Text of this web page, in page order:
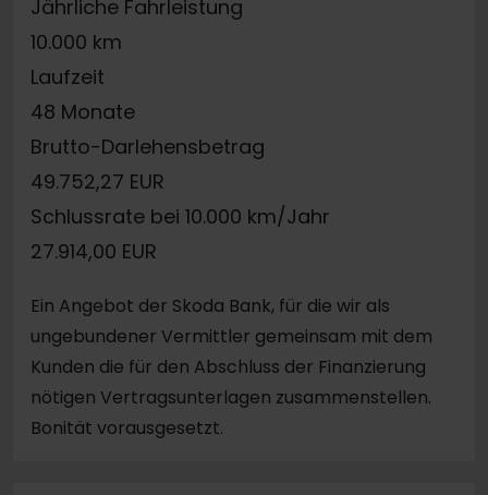
Jährliche Fahrleistung
10.000 km
Laufzeit
48 Monate
Brutto-Darlehensbetrag
49.752,27 EUR
Schlussrate bei 10.000 km/Jahr
27.914,00 EUR
Ein Angebot der Skoda Bank, für die wir als
ungebundener Vermittler gemeinsam mit dem
Kunden die für den Abschluss der Finanzierung
nötigen Vertragsunterlagen zusammenstellen.
Bonität vorausgesetzt.